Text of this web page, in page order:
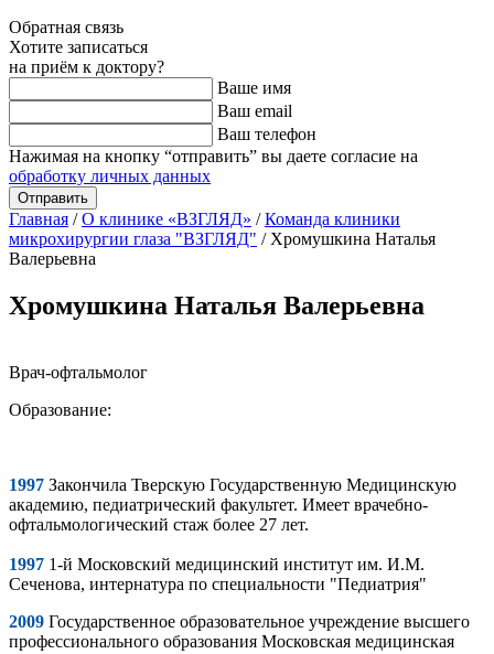
Обратная связь
Хотите записаться
на приём к доктору?
Ваше имя
Ваш email
Ваш телефон
Нажимая на кнопку “отправить” вы даете согласие на
обработку личных данных
Главная / О клинике «ВЗГЛЯД» / Команда клиники
микрохирургии глаза "ВЗГЛЯД" / Хромушкина Наталья
Валерьевна
Хромушкина Наталья Валерьевна
Врач-офтальмолог
Образование:
1997 Закончила Тверскую Государственную Медицинскую
академию, педиатрический факультет. Имеет врачебно-
офтальмологический стаж более 27 лет.
1997 1-й Московский медицинский институт им. И.М.
Сеченова, интернатура по специальности "Педиатрия"
2009 Государственное образовательное учреждение высшего
профессионального образования Московская медицинская